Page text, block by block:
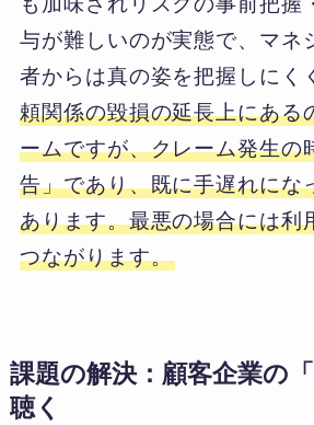
与が難しいのが実態で、マネ
者からは真の姿を把握しにく
頼関係の毀損の延長上にある
ームですが、クレーム発生の
告」であり、既に手遅れにな
あります。最悪の場合には利
つながります。
課題の解決：顧客企業の
聴く